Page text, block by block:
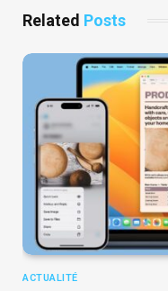
Related Posts
ACTUALITÉ